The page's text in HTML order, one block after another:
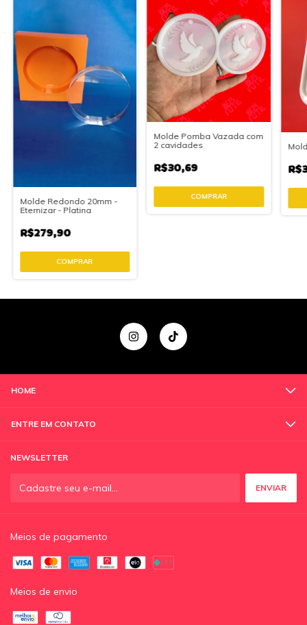
Molde Redondo 20mm -
Eternizar - Platina
R$279,90
Molde Pomba Vazada com
2 cavidades
R$30,69
HOME
ENTRE EM CONTATO
NEWSLETTER
Meios de pagamento
Meios de envio